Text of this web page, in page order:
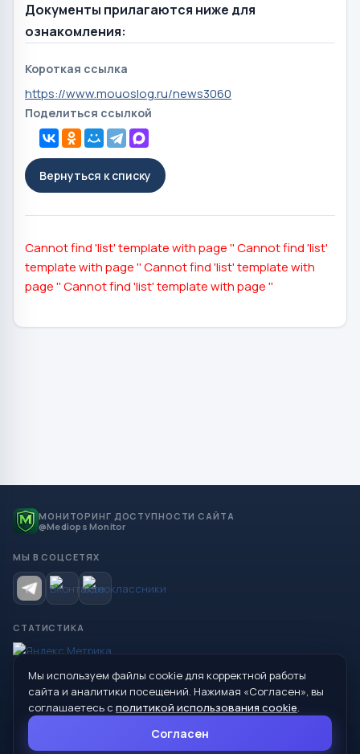
Документы прилагаются ниже для
ознакомления:
Короткая ссылка
https://www.mouoslog.ru/news3060
Поделиться ссылкой
Вернуться к списку
Cannot find 'list' template with page ''Cannot find 'list'
template with page ''Cannot find 'list' template with
page ''Cannot find 'list' template with page ''
МОНИТОРИНГ ДОСТУПНОСТИ САЙТА
@Mediops Monitor
МЫ В СОЦСЕТЯХ
СТАТИСТИКА
© 2026 Управление образования Администрации МО
Сухой Лог
624800, Свердловская область, г. Сухой Лог, ул. Кирова, дом 7
8 (34373) 4-33-85
Мы используем файлы cookie для корректной работы
сайта и аналитики посещений. Нажимая «Согласен», вы
соглашаетесь с политикой использования cookie.
Согласен